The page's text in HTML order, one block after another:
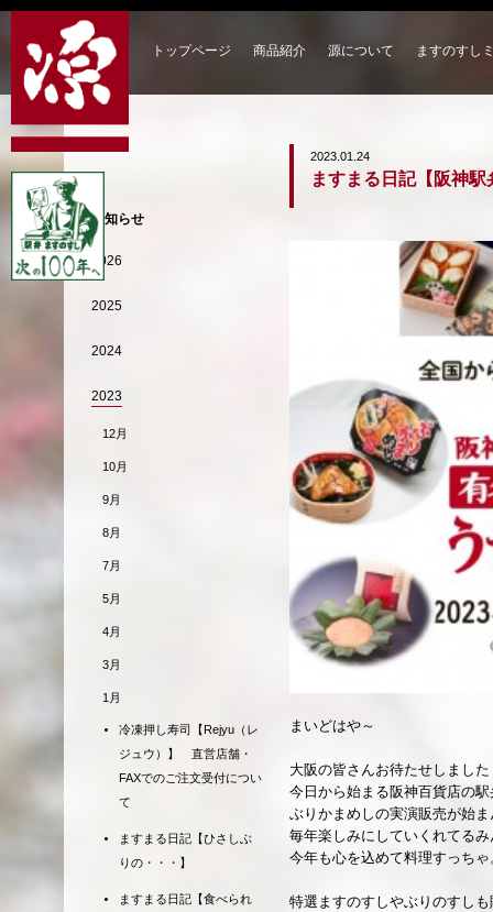
トップページ 商品紹介 源について ますのすし
2023.01.24
ますまる日記【阪神駅
まいどはや～
大阪の皆さんお待たせしました
今日から始まる阪神百貨店の
ぶりかまめしの実演販売が始
毎年楽しみにしていくれてる
今年も心を込めて料理すっちゃ
特選ますのすしやぶりのすし
お知らせ
2026
2025
2024
2023
12月
10月
9月
8月
7月
5月
4月
3月
1月
冷凍押し寿司【Rejyu（レ
ジュウ）】 直営店舗・
FAXでのご注文受付につい
て
ますまる日記【ひさしぶ
りの・・・】
ますまる日記【食べられ